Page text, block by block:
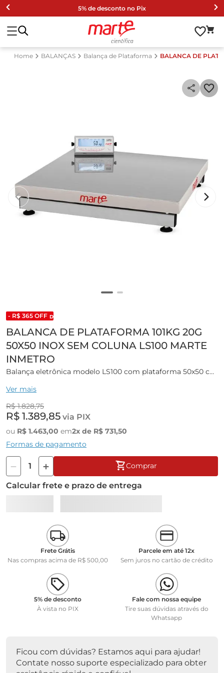
5% de desconto no Pix
BALANÇAS Balança de Plataforma BALANCA DE
- R$ 365 OFF DESCONTO DE LISTA 2024
BALANCA DE PLATAFORMA 101KG 20G
50X50 INOX SEM COLUNA LS100 MARTE
INMETRO
Balança eletrônica modelo LS100 com plataforma 50x50 cm
subtrativa em toda a escala.
Display digital de cristal líquido (LCD) retroiluminado com 8
indicador de estabilidade de leitura e de capacidade já
utilizada.
As balanças da linha LS Plus possuem 4 funções: pesagem,
contagem de peças, porcentagem absoluta, porcentagem
Essa balança não é recomendada para a aplicações de
dosagem e formulação, pois não possui a configuração de
desativar a função Autozero. Portanto, toda e qualquer
carga adicionada ou retirada do prato que esteja abaixo da
carga mínima, não será atualizado o display.
Especificações técnicas:
• Carga máxima: 101,0 kg
• Sensibilidade e reprodutibilidade: 20g
• Campo de tara: toda a escala
• Tempo de estabilização: 4 segundos
• Voltagem: bivolt automático de 100 a 230 Vca
• Frequência: 50/60 Hz
Ver mais
R$ 1.828,75
R$ 1.389,85 via PIX
ou R$ 1.463,00 em2x de R$ 731,50
Formas de pagamento
Comprar
Calcular frete e prazo de entrega
Frete Grátis
Nas compras acima de R$ 500,00
Parcele em até 12x
Sem juros no cartão de crédito
5% de desconto
À vista no PIX
Fale com nossa equipe
Tire suas dúvidas através do
Whatsapp
Ficou com dúvidas? Estamos aqui para ajudar!
Contate nosso suporte especializado para obter